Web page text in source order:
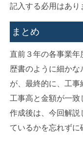
記入する必用はあり
まとめ
直前３年の各事業
歴書のように細か
が、最終的に、工
工事高と金額が一致
作成後は、今回解説
ているかを忘れずに